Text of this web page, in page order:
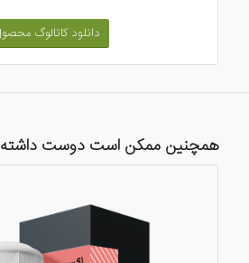
دانلود کاتالوگ
همچنین ممکن است دوست